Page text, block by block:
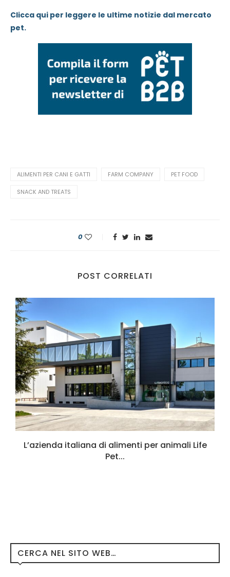
Clicca qui per leggere le ultime notizie dal mercato
pet.
ALIMENTI PER CANI E GATTI FARM COMPANY PET FOOD
SNACK AND TREATS
0
POST CORRELATI
L’azienda italiana di alimenti per animali Life
Pet...
CERCA NEL SITO WEB…